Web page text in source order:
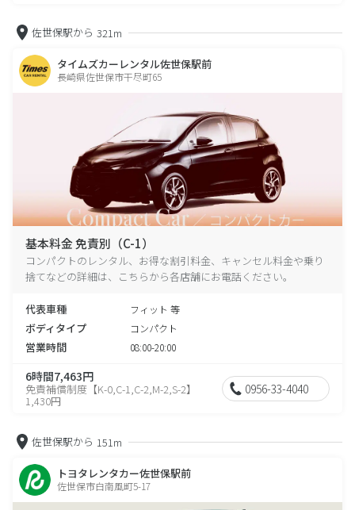
佐世保駅から 321m
タイムズカーレンタル佐世保駅前
長崎県佐世保市干尽町65
基本料金 免責別（C-1）
コンパクトのレンタル、お得な割引料金、キャンセル料金や乗り
捨てなどの詳細は、こちらから各店舗にお電話ください。
代表車種 フィット 等
ボディタイプ コンパクト
営業時間 08:00-20:00
6時間7,463円
免責補償制度【K-0,C-1,C-2,M-2,S-2】
1,430円
0956-33-4040
佐世保駅から 151m
トヨタレンタカー佐世保駅前
佐世保市白南風町5-17